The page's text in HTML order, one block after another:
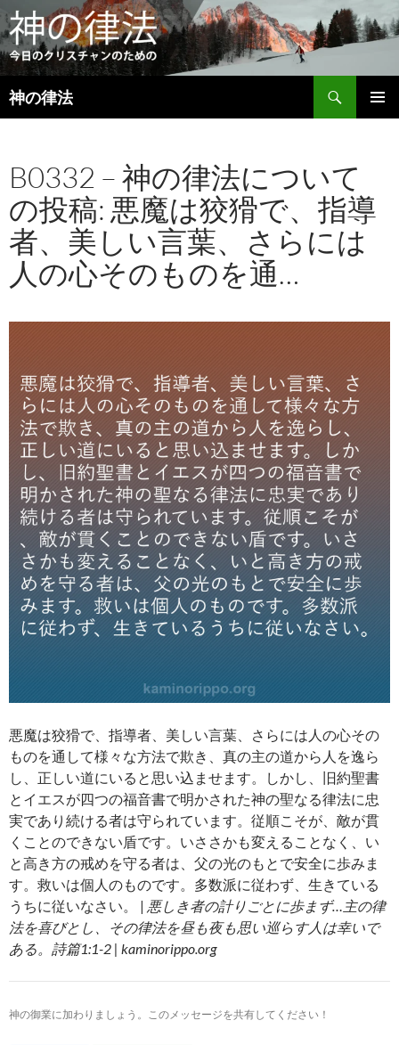
神の律法
検
索
ン
ツ
へ
ス
キ
プ
B0332 – 神の律法について
の投稿: 悪魔は狡猾で、指導
者、美しい言葉、さらには
人の心そのものを通…
悪魔は狡猾で、指導者、美しい言葉、さらには人の心その
ものを通して様々な方法で欺き、真の主の道から人を逸ら
し、正しい道にいると思い込ませます。しかし、旧約聖書
とイエスが四つの福音書で明かされた神の聖なる律法に忠
実であり続ける者は守られています。従順こそが、敵が貫
くことのできない盾です。いささかも変えることなく、い
と高き方の戒めを守る者は、父の光のもとで安全に歩みま
す。救いは個人のものです。多数派に従わず、生きている
うちに従いなさい。 | 悪しき者の計りごとに歩まず…主の律
法を喜びとし、その律法を昼も夜も思い巡らす人は幸いで
ある。詩篇1:1-2 | kaminorippo.org
神の御業に加わりましょう。このメッセージを共有してください！